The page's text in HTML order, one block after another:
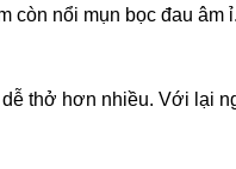
còn nổi mụn bọc đau âm ỉ.
dễ thở hơn nhiều. Với lại